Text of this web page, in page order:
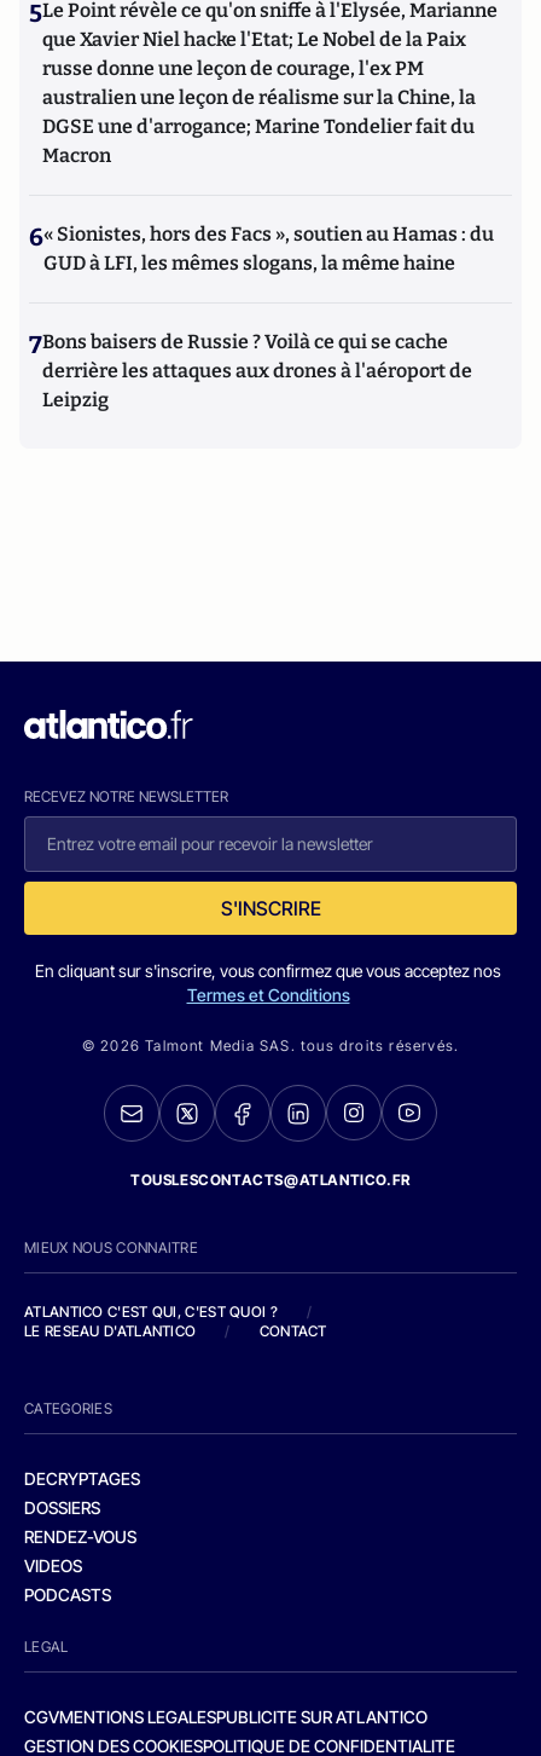
5Le Point révèle ce qu'on sniffe à l'Elysée, Marianne
que Xavier Niel hacke l'Etat; Le Nobel de la Paix
russe donne une leçon de courage, l'ex PM
australien une leçon de réalisme sur la Chine, la
DGSE une d'arrogance; Marine Tondelier fait du
Macron
6« Sionistes, hors des Facs », soutien au Hamas : du
GUD à LFI, les mêmes slogans, la même haine
7Bons baisers de Russie ? Voilà ce qui se cache
derrière les attaques aux drones à l'aéroport de
Leipzig
RECEVEZ NOTRE NEWSLETTER
S'INSCRIRE
En cliquant sur s'inscrire, vous confirmez que vous acceptez nos
Termes et Conditions
© 2026 Talmont Media SAS. tous droits réservés.
TOUSLESCONTACTS@ATLANTICO.FR
MIEUX NOUS CONNAITRE
ATLANTICO C'EST QUI, C'EST QUOI ?
/
LE RESEAU D'ATLANTICO
/ CONTACT
CATEGORIES
DECRYPTAGES
DOSSIERS
RENDEZ-VOUS
VIDEOS
PODCASTS
LEGAL
CGVMENTIONS LEGALESPUBLICITE SUR ATLANTICO
GESTION DES COOKIESPOLITIQUE DE CONFIDENTIALITE